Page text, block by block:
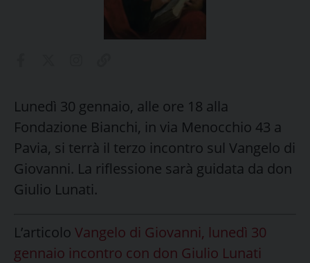
Lunedì 30 gennaio, alle ore 18 alla
Fondazione Bianchi, in via Menocchio 43 a
Pavia, si terrà il terzo incontro sul Vangelo di
Giovanni. La riflessione sarà guidata da don
Giulio Lunati.
L’articolo Vangelo di Giovanni, lunedì 30
gennaio incontro con don Giulio Lunati